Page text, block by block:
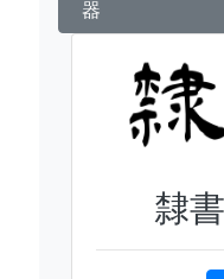
器
隸